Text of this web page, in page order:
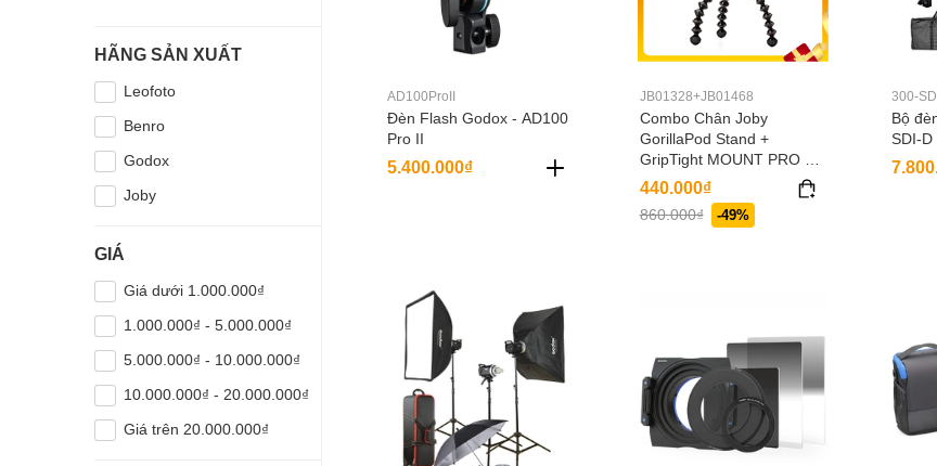
HÃNG SẢN XUẤT
Leofoto
Benro
Godox
Joby
GIÁ
Giá dưới 1.000.000₫
1.000.000₫ - 5.000.000₫
5.000.000₫ - 10.000.000₫
10.000.000₫ - 20.000.000₫
Giá trên 20.000.000₫
AD100ProII
Đèn Flash Godox - AD100
Pro II
5.400.000₫
JB01328+JB01468
Combo Chân Joby
GorillaPod Stand +
GripTight MOUNT PRO +
Đế kẹp điện thoại + Đầu bi
JB01328+JB01468+MH2N
440.000₫
860.000₫ -49%
300-
Bộ
SDI-D